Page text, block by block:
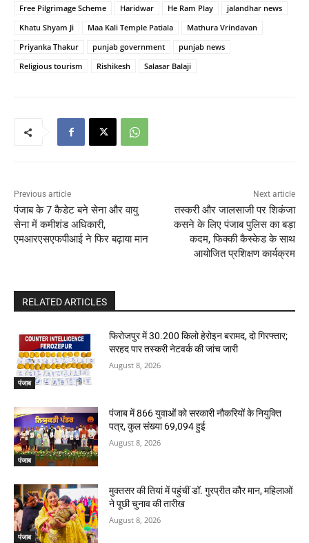
Free Pilgrimage Scheme
Haridwar He Ram Play
jalandhar news
Khatu Shyam Ji
Maa Kali Temple Patiala
Mathura Vrindavan
Priyanka Thakur
punjab government
punjab news
Religious tourism
Rishikesh Salasar Balaji
Previous article
पंजाब के 7 कैडेट बने सेना और वायु
सेना में कमीशंड अधिकारी,
एमआरएसएफपीआई ने फिर बढ़ाया मान
Next article
तस्करी और जालसाजी पर शिकंजा
कसने के लिए पंजाब पुलिस का बड़ा
कदम, फिक्की कैस्केड के साथ
आयोजित प्रशिक्षण कार्यक्रम
RELATED ARTICLES
पंजाब
फिरोजपुर में 30.200 किलो हेरोइन बरामद, दो गिरफ्तार;
सरहद पार तस्करी नेटवर्क की जांच जारी
August 8, 2026
पंजाब
पंजाब में 866 युवाओं को सरकारी नौकरियों के नियुक्ति
पत्र, कुल संख्या 69,094 हुई
August 8, 2026
पंजाब
मुक्तसर की तियां में पहुंचीं डॉ. गुरप्रीत कौर मान, महिलाओं
ने पूछी चुनाव की तारीख
August 8, 2026